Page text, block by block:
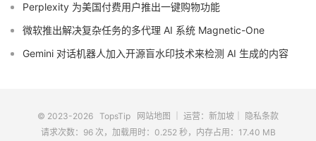
Perplexity 为美国付费用户推出一键购物功能
微软推出解决复杂任务的多代理 AI 系统 Magnetic-One
Gemini 对话机器人加入开源盲水印技术来检测 AI 生成的内容
© 2023-2026 TopsTip 网站地图 ｜ 运营：新加坡｜
隐私条款
请求次数：96 次，加载用时：0.252 秒，内存占用：17.40 MB